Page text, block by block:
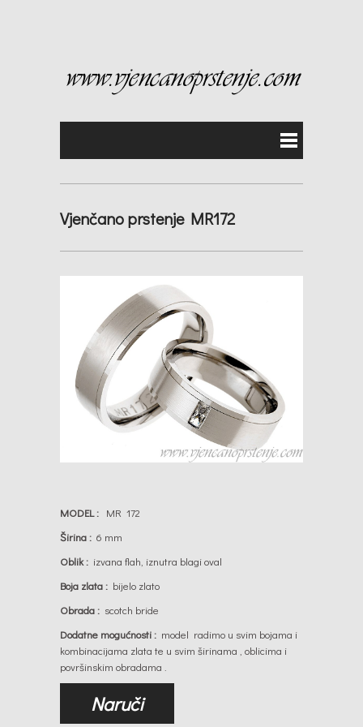
Vjenčano prstenje MR172
MODEL : MR 172
Širina : 6 mm
Oblik : izvana flah, iznutra blagi oval
Boja zlata : bijelo zlato
Obrada : scotch bride
Dodatne mogućnosti : model radimo u svim bojama i
kombinacijama zlata te u svim širinama , oblicima i
površinskim obradama .
Naruči